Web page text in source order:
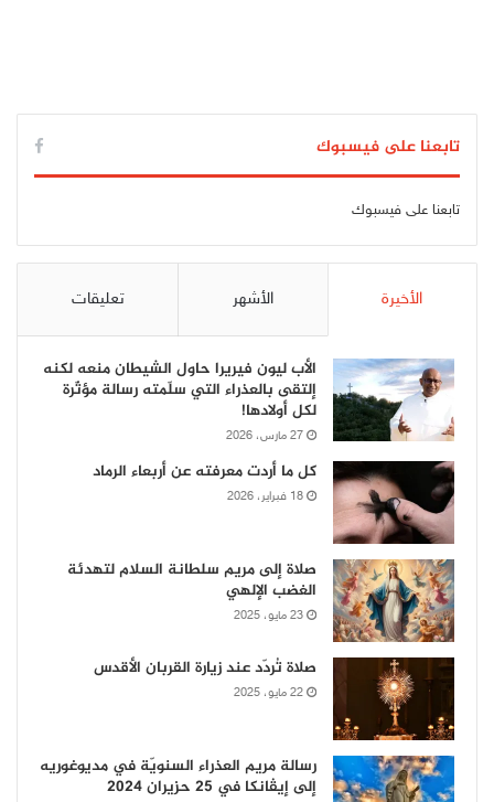
تابعنا على فيسبوك
تابعنا على فيسبوك
الأخيرة الأشهر تعليقات
الأب ليون فيريرا حاول الشيطان منعه لكنه
إلتقى بالعذراء التي سلّمته رسالة مؤثّرة
لكل أولادها!
27 مارس، 2026
كل ما أردت معرفته عن أربعاء الرماد
18 فبراير، 2026
صلاة إلى مريم سلطانة السلام لتهدئة
الغضب الإلهي
23 مايو، 2025
صلاة تُردّد عند زيارة القربان الأقدس
22 مايو، 2025
رسالة مريم العذراء السنويّة في مديوغوريه
إلى إيڤانكا في 25 حزيران 2024